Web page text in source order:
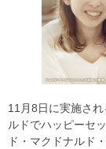
11月8日に実施さ
ルドでハッピーセ
ド・マクドナルド